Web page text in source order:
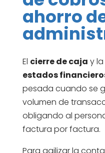
ahorro
El cierre de caja y la
estados
pesada cuando se
volumen de
obligando al
factura por factura.
Para agilizar la